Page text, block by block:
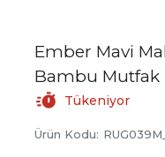
Ember Mavi
Bambu Mutfak
Tükeniyor
Ürün Kodu: